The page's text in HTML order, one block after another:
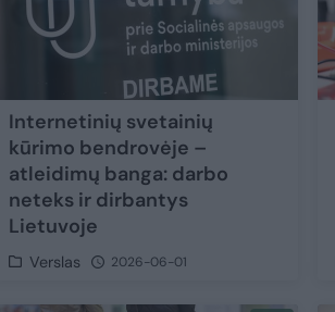
Internetinių svetainių
kūrimo bendrovėje –
atleidimų banga: darbo
neteks ir dirbantys
Lietuvoje
Verslas 2026-06-01